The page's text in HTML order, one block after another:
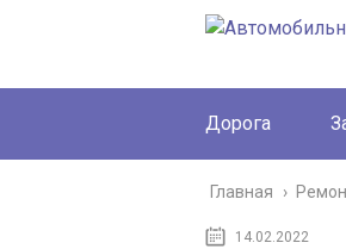
Дорога
Главная ›
14.02.2022